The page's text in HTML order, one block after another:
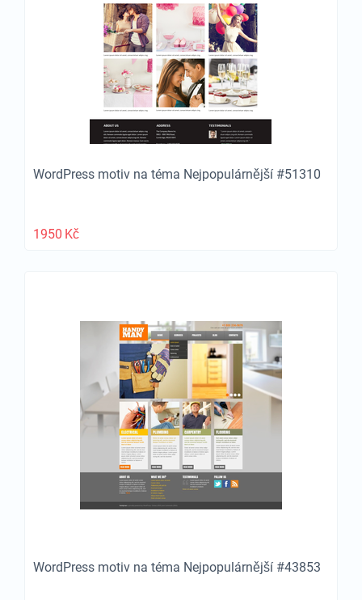
WordPress motiv na téma Nejpopulárnější #51310
1950 Kč
WordPress motiv na téma Nejpopulárnější #43853